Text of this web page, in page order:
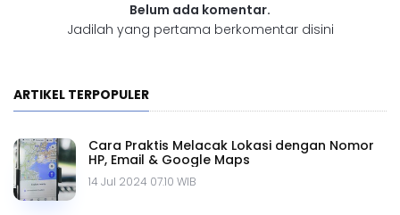
Belum ada komentar.
Jadilah yang pertama berkomentar disini
ARTIKEL TERPOPULER
Cara Praktis Melacak Lokasi dengan Nomor
HP, Email & Google Maps
14 Jul 2024 07.10 WIB